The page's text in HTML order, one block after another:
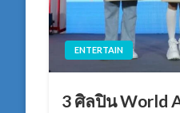
ENTERTAIN
3 ศิลปิน World